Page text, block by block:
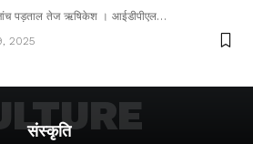
पड़ताल तेज ऋषिकेश । आईडीपीएल…
2025
संस्कृति